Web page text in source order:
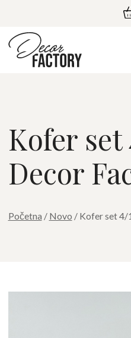
Kofer set
Decor
Početna / Novo / Kofer set 4/